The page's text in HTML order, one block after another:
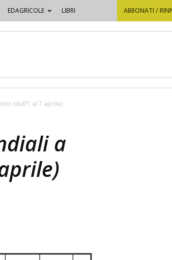
EDAGRICOLE LIBRI ABBONATI /
(dall’1 al 7 aprile)
a